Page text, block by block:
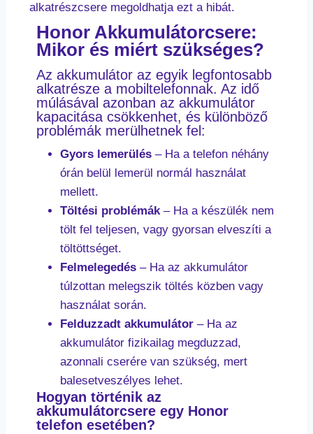
alkatrészcsere megoldhatja ezt a hibát.
Honor Akkumulátorcsere:
Mikor és miért szükséges?
Az akkumulátor az egyik legfontosabb
alkatrésze a mobiltelefonnak. Az idő
múlásával azonban az akkumulátor
kapacitása csökkenhet, és különböző
problémák merülhetnek fel:
Gyors lemerülés – Ha a telefon néhány
órán belül lemerül normál használat
mellett.
Töltési problémák– Ha a készülék nem
tölt fel teljesen, vagy gyorsan elveszíti a
töltöttséget.
Felmelegedés – Ha az akkumulátor
túlzottan melegszik töltés közben vagy
használat során.
Felduzzadt akkumulátor – Ha az
akkumulátor fizikailag megduzzad,
azonnali cserére van szükség, mert
balesetveszélyes lehet.
Hogyan történik az
akkumulátorcsere egy Honor
telefon esetében?